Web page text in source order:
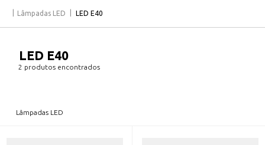
Lâmpadas LED LED E40
LED E40
2 produtos encontrados
Lâmpadas LED